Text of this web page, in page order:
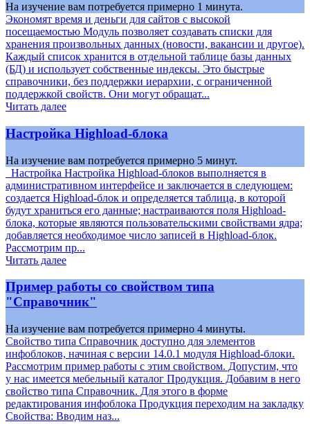
На изучение вам потребуется примерно 1 минута.
Экономят время и деньги для сайтов с высокой
посещаемостью Модуль позволяет создавать списки для
хранения произвольных данных (новости, вакансии и другое).
Каждый список хранится в отдельной таблице базы данных
(БД) и использует собственные индексы. Это быстрые
справочники, без поддержки иерархии, с ограниченной
поддержкой свойств. Они могут обращат...
Читать далее
Настройка Highload-блока
На изучение вам потребуется примерно 5 минут.
Настройка Настройка Highload-блоков выполняется в
административном интерфейсе и заключается в следующем:
создается Highload-блок и определяется таблица, в которой
будут храниться его данные; настраиваются поля Highload-
блока, которые являются пользовательскими свойствами ядра;
добавляется необходимое число записей в Highload-блок.
Рассмотрим пр...
Читать далее
Пример работы со свойством типа
"Справочник"
На изучение вам потребуется примерно 4 минуты.
Свойство типа Справочник доступно для элементов
инфоблоков, начиная с версии 14.0.1 модуля Highload-блоки.
Рассмотрим пример работы с этим свойством. Допустим, что
у нас имеется мебельный каталог Продукция. Добавим в него
свойство типа Справочник. Для этого в форме
редактирования инфоблока Продукция переходим на закладку
Свойства: Вводим наз...